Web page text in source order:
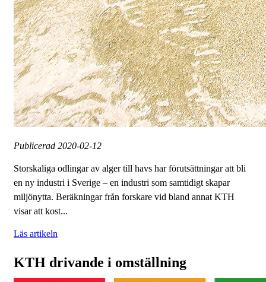
Publicerad 2020-02-12
Storskaliga odlingar av alger till havs har förutsättningar att bli
en ny industri i Sverige – en industri som samtidigt skapar
miljönytta. Beräkningar från forskare vid bland annat KTH
visar att kost...
Läs artikeln
KTH drivande i omställning